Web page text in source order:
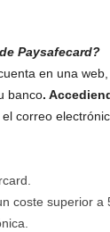
Paysafecard?
en una
banco.
correo
coste superior a